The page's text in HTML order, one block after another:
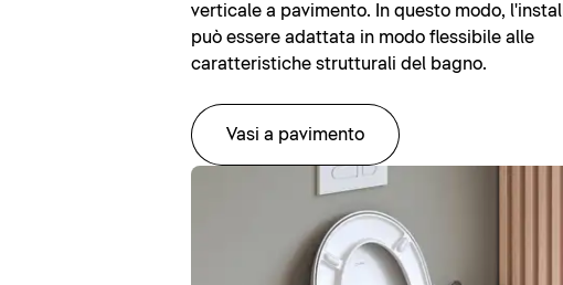
verticale a pavimento. In questo modo,
può essere adattata in modo flessibile alle
caratteristiche strutturali del bagno.
Vasi a pavimento